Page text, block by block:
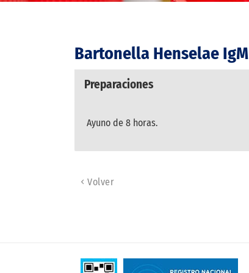
Bartonella Henselae IgM
Preparaciones
Ayuno de 8 horas.
Volver